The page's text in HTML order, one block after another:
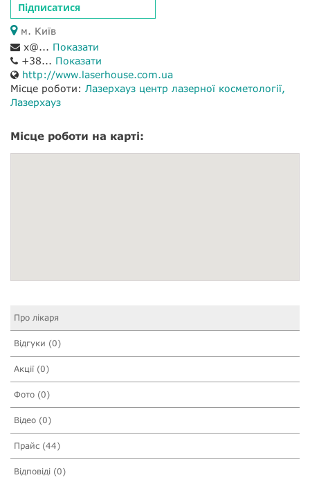
Підписатися
м. Київ
x@... Показати
+38... Показати
http://www.laserhouse.com.ua
Місце роботи: Лазерхауз центр лазерної косметології
Лазерхауз
Місце роботи на карті:
Про лікаря
Відгуки (0)
Акції (0)
Фото (0)
Відео (0)
Прайс (44)
Відповіді (0)